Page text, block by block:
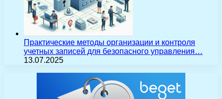
Практические методы организации и контроля
учетных записей для безопасного управления…
13.07.2025